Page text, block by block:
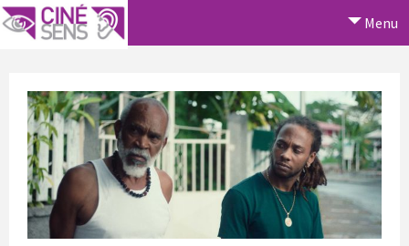
Menu